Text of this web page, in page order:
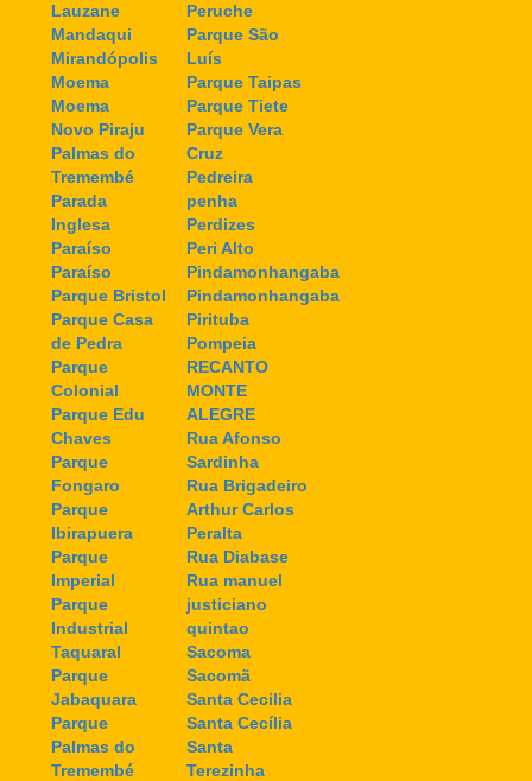
Lauzane
Mandaqui
Mirandópolis
Moema
Moema
Novo Piraju
Palmas do
Tremembé
Parada
Inglesa
Paraíso
Paraíso
Parque Bristol
Parque Casa
de Pedra
Parque
Colonial
Parque Edu
Chaves
Parque
Fongaro
Parque
Ibirapuera
Parque
Imperial
Parque
Industrial
Taquaral
Parque
Jabaquara
Parque
Palmas do
Tremembé
Peruche
Parque São
Luís
Parque Taipas
Parque Tiete
Parque Vera
Cruz
Pedreira
penha
Perdizes
Peri Alto
Pindamonhangaba
Pindamonhangaba
Pirituba
Pompeia
RECANTO
MONTE
ALEGRE
Rua Afonso
Sardinha
Rua Brigadeiro
Arthur Carlos
Peralta
Rua Diabase
Rua manuel
justiciano
quintao
Sacoma
Sacomã
Santa Cecilia
Santa Cecília
Santa
Terezinha